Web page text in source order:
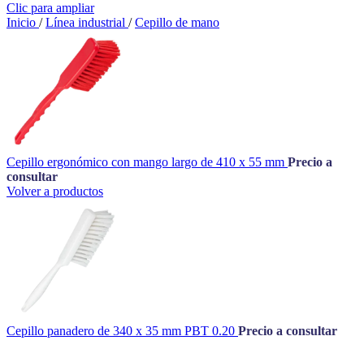
Clic para ampliar
Inicio / Línea industrial / Cepillo de mano
Cepillo ergonómico con mango largo de 410 x 55 mm Precio a
consultar
Volver a productos
Cepillo panadero de 340 x 35 mm PBT 0.20 Precio a consultar